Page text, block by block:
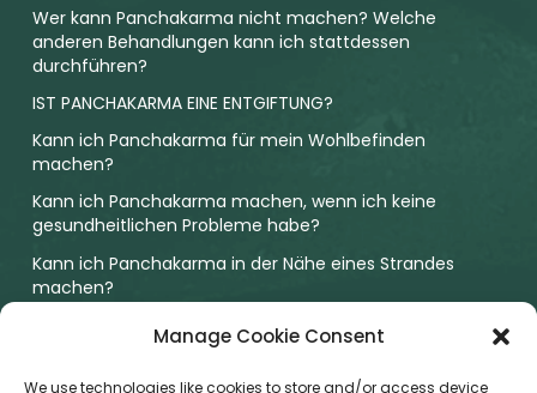
Manage Cookie Consent
We use technologies like cookies to store and/or access device
Wer kann Panchakarma nicht machen? Welche
anderen Behandlungen kann ich stattdessen
durchführen?
IST PANCHAKARMA EINE ENTGIFTUNG?
Kann ich Panchakarma für mein Wohlbefinden
machen?
Kann ich Panchakarma machen, wenn ich keine
gesundheitlichen Probleme habe?
Kann ich Panchakarma in der Nähe eines Strandes
machen?
Was ist das Besondere an einer Panchakarma-Kur in
einem NABH-akkreditierten Krankenhaus?